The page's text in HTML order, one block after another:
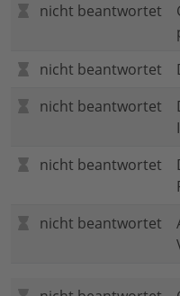
nicht beantwortet
nicht beantwortet
nicht beantwortet
nicht beantwortet
nicht beantwortet